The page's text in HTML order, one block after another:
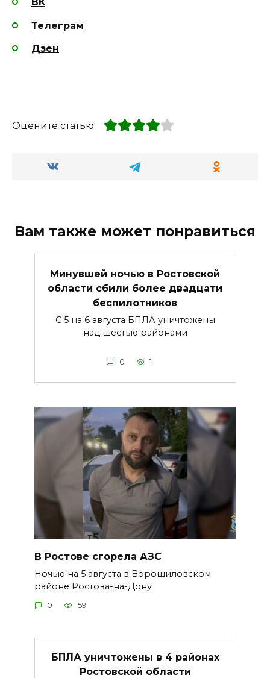
ВК
Телеграм
Дзен
Оцените статью
Вам также может понравиться
Минувшей ночью в Ростовской
области сбили более двадцати
беспилотников
С 5 на 6 августа БПЛА уничтожены
над шестью районами
0 1
В Ростове сгорела АЗС
Ночью на 5 августа в Ворошиловском
районе Ростова-на-Дону
0 59
БПЛА уничтожены в 4 районах
Ростовской области